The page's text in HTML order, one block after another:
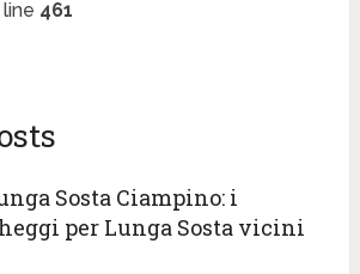
461
Sosta Ciampino: i
per Lunga Sosta vicini